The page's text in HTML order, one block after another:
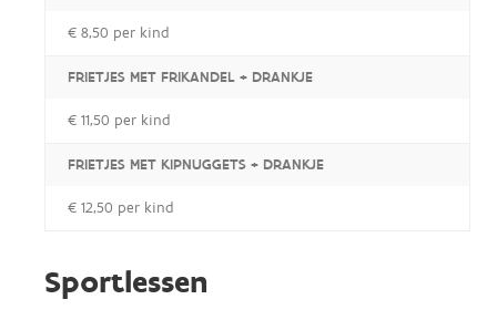
€ 8,50 per kind
FRIETJES MET FRIKANDEL + DRANKJE
€ 11,50 per kind
FRIETJES MET KIPNUGGETS + DRANKJE
€ 12,50 per kind
Sportlessen